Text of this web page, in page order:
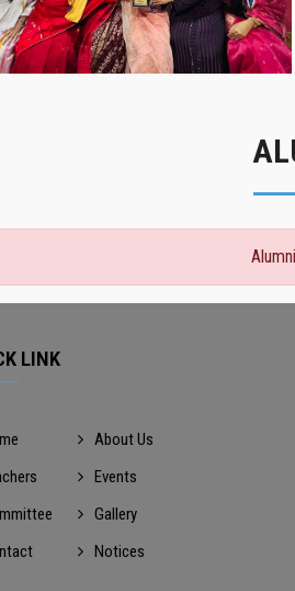
LINK
About Us
Events
Gallery
Notices